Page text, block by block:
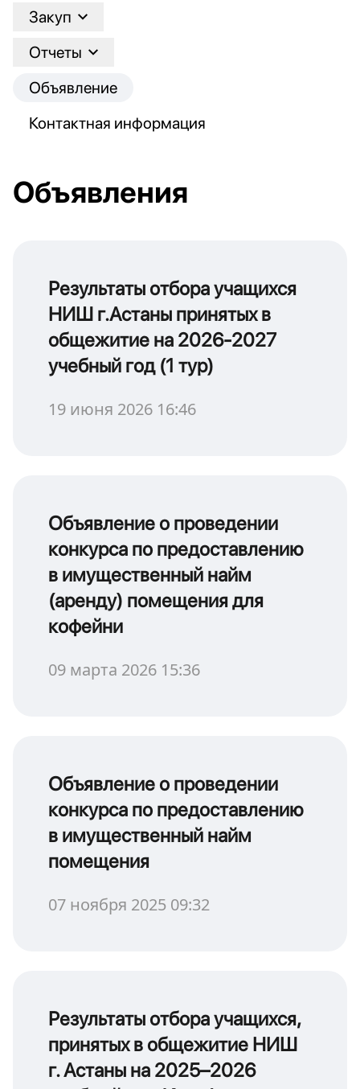
Закуп
Отчеты
Объявление
Контактная информация
Объявления
Результаты отбора учащихся
НИШ г.Астаны принятых в
общежитие на 2026-2027
учебный год (1 тур)
19 июня 2026 16:46
Объявление о проведении
конкурса по предоставлению
в имущественный найм
(аренду) помещения для
кофейни
09 марта 2026 15:36
Объявление о проведении
конкурса по предоставлению
в имущественный найм
помещения
07 ноября 2025 09:32
Результаты отбора учащихся,
принятых в общежитие НИШ
г. Астаны на 2025–2026